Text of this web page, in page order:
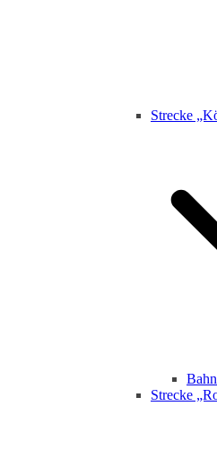
Strecke
Strecke